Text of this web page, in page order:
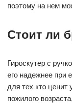
поэтому на нем
Стоит ли
Гироскутер с
его надежнее при
для тех кто
пожилого